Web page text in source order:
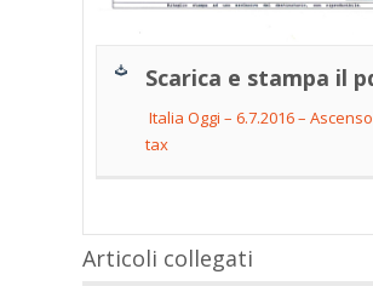
Scarica e stampa il
Italia Oggi – 6.7.2016 –
tax
Articoli collegati